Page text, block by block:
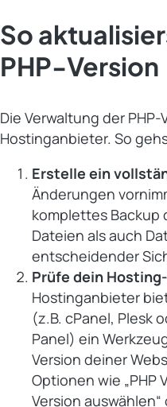
So
PHP-Version
Die Verwaltung der
Hostinganbieter. So
Erstelle ein
Änderungen
komplettes Backup
Dateien als auch
entscheidender
Prüfe dein
Hostinganbieter
(z.B. cPanel, Plesk
Panel) ein
Version deiner
Optionen wie „PHP
Version